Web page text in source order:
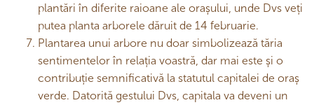
plantări în diferite raioane ale orașului, unde Dvs veți
putea planta arborele dăruit de 14 februarie.
Plantarea unui arbore nu doar simbolizează tăria
sentimentelor în relația voastră, dar mai este și o
contribuție semnificativă la statutul capitalei de oraș
verde. Datorită gestului Dvs, capitala va deveni un